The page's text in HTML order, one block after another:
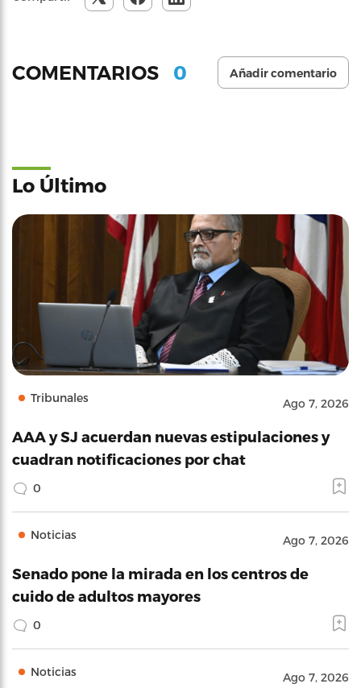
COMENTARIOS 0 Añadir comentario
Lo Último
Tribunales Ago 7, 2026
AAA y SJ acuerdan nuevas estipulaciones y
cuadran notificaciones por chat
0
Noticias Ago 7, 2026
Senado pone la mirada en los centros de
cuido de adultos mayores
0
Noticias Ago 7, 2026